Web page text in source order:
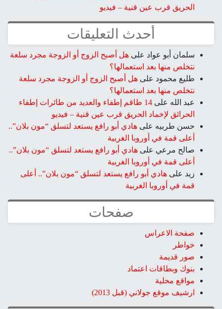
الحريق قرب عين قنية – فيديو
أحدث التعليقات
سلمان أبو عواد على هل أصبح الزوج أو الزوجة مجرد سلعة
نتخلص منها بعد استعمالها؟
طليع محمود على هل أصبح الزوج أو الزوجة مجرد سلعة
نتخلص منها بعد استعمالها؟
عبد الله على
14 طاقم إطفاء والعديد من طائرات إطفاء
الحرائق لإخماد الحريق قرب عين قنية – فيديو
حسن طربيه على هادي أبو رافع يستعد لتسلق “مون بلان”..
أعلى قمة في أوروبا الغربية
صالح مرعي على هادي أبو رافع يستعد لتسلق “مون بلان”..
أعلى قمة في أوروبا الغربية
زيد على هادي أبو رافع يستعد لتسلق “مون بلان”.. أعلى
قمة في أوروبا الغربية
صفحات
صفحة الاعراس
خواطر
صور قديمة
بنوك وبطاقات اعتماد
مواقع محلية
ارشيف موقع جولاني (قبل 2013)